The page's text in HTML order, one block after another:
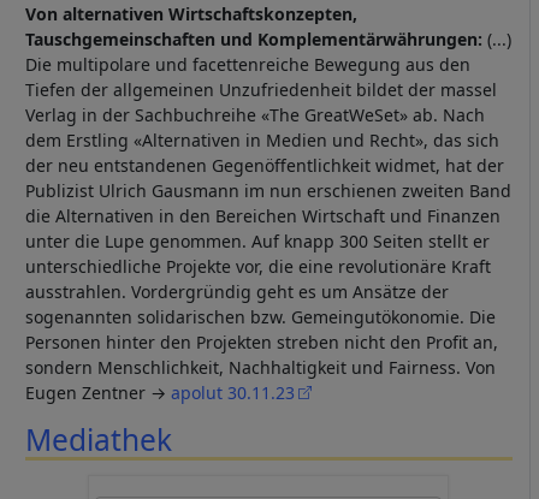
Von alternativen Wirtschaftskonzepten,
Tauschgemeinschaften und Komplementärwährungen: (...)
Die multipolare und facettenreiche Bewegung aus den
Tiefen der allgemeinen Unzufriedenheit bildet der massel
Verlag in der Sachbuchreihe «The GreatWeSet» ab. Nach
dem Erstling «Alternativen in Medien und Recht», das sich
der neu entstandenen Gegenöffentlichkeit widmet, hat der
Publizist Ulrich Gausmann im nun erschienen zweiten Band
die Alternativen in den Bereichen Wirtschaft und Finanzen
unter die Lupe genommen. Auf knapp 300 Seiten stellt er
unterschiedliche Projekte vor, die eine revolutionäre Kraft
ausstrahlen. Vordergründig geht es um Ansätze der
sogenannten solidarischen bzw. Gemeingutökonomie. Die
Personen hinter den Projekten streben nicht den Profit an,
sondern Menschlichkeit, Nachhaltigkeit und Fairness. Von
Eugen Zentner → apolut 30.11.23
Mediathek